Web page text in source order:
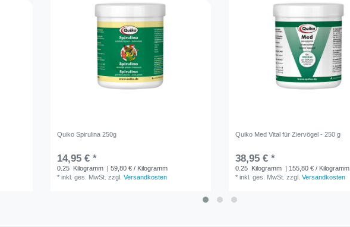
Quiko Spirulina 250g
14,95 € *
0.25 Kilogramm | 59,80 € / Kilogramm
*inkl. ges. MwSt. zzgl.Versandkosten
Quiko Med Vital für Ziervögel - 250 g
38,95 € *
0.25 Kilogramm | 155,80 € / Kilogramm
*inkl. ges. MwSt. zzgl.Versandkosten